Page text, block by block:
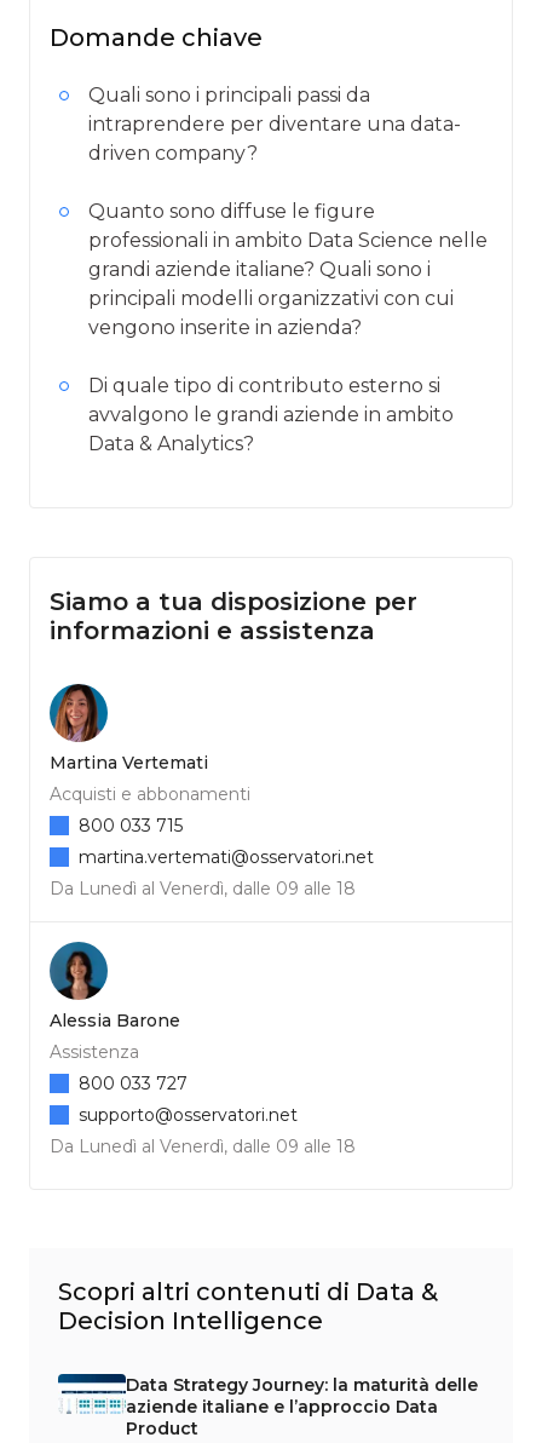
Domande chiave
Quali sono i principali passi da
intraprendere per diventare una data-
driven company?
Quanto sono diffuse le figure
professionali in ambito Data Science nelle
grandi aziende italiane? Quali sono i
principali modelli organizzativi con cui
vengono inserite in azienda?
Di quale tipo di contributo esterno si
avvalgono le grandi aziende in ambito
Data & Analytics?
Siamo a tua disposizione per
informazioni e assistenza
Martina Vertemati
Acquisti e abbonamenti
Da Lunedì al Venerdì, dalle 09 alle 18
800 033 715
martina.vertemati@osservatori.net
Alessia Barone
Assistenza
Da Lunedì al Venerdì, dalle 09 alle 18
800 033 727
supporto@osservatori.net
Scopri altri contenuti di Data &
Decision Intelligence
Data Strategy Journey: la maturità delle
aziende italiane e l’approccio Data
Product